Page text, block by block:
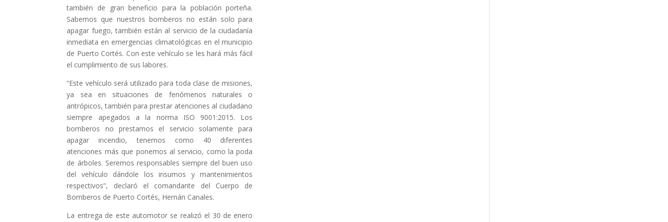
también de gran beneficio para la población porteña.
Sabemos que nuestros bomberos no están solo para
apagar fuego, también están al servicio de la ciudadanía
inmediata en emergencias climatológicas en el municipio
de Puerto Cortés. Con este vehículo se les hará más fácil
el cumplimiento de sus labores.
“Este vehículo será utilizado para toda clase de misiones,
ya sea en situaciones de fenómenos naturales o
antrópicos, también para prestar atenciones al ciudadano
siempre apegados a la norma ISO 9001:2015. Los
bomberos no prestamos el servicio solamente para
apagar incendio, tenemos como 40 diferentes
atenciones más que ponemos al servicio, como la poda
de árboles. Seremos responsables siempre del buen uso
del vehículo dándole los insumos y mantenimientos
respectivos”, declaró el comandante del Cuerpo de
Bomberos de Puerto Cortés, Hernán Canales.
La entrega de este automotor se realizó el 30 de enero